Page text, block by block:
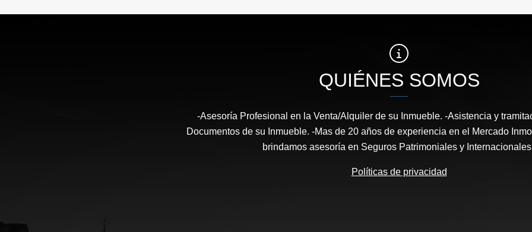
US$1,700,000 US$650,000 US$4,000
QUIÉNES SOMOS
-Asesoría Profesional en la Venta/Alquiler de su Inmueble. -Asistencia y
Documentos de su Inmueble. -Mas de 20 años de experiencia en el Mercado
brindamos asesoría en Seguros Patrimoniales y Internacionales
Políticas de privacidad